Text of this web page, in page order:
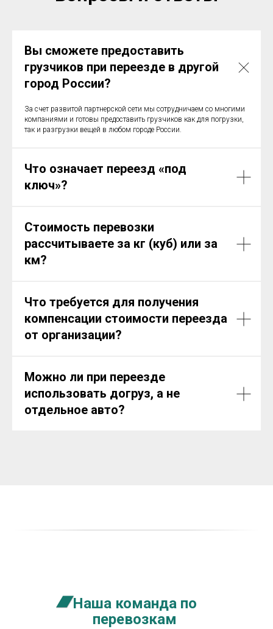
Вы сможете предоставить
грузчиков при переезде в другой
город России?
За счет развитой партнерской сети мы сотрудничаем со многими
компаниями и готовы предоставить грузчиков как для погрузки,
так и разгрузки вещей в любом городе России.
Что означает переезд «под
ключ»?
Стоимость перевозки
рассчитываете за кг (куб) или за
км?
Что требуется для получения
компенсации стоимости переезда
от организации?
Можно ли при переезде
использовать догруз, а не
отдельное авто?
Наша команда по
перевозкам